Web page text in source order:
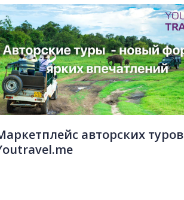
авторских туров